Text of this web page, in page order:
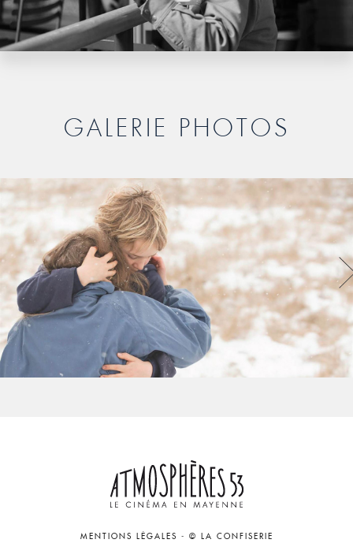
GALERIE PHOTOS
MENTIONS LÉGALES - © LA CONFISERIE